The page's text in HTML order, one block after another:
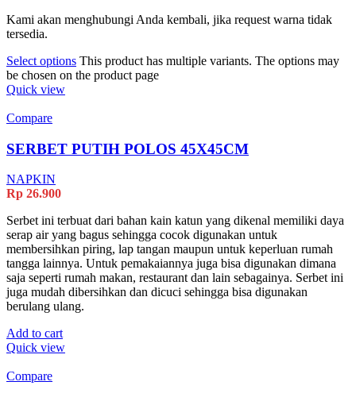
Kami akan menghubungi Anda kembali, jika request warna tidak
tersedia.
Select options This product has multiple variants. The options may
be chosen on the product page
Quick view
Compare
SERBET PUTIH POLOS 45X45CM
NAPKIN
Rp 26.900
Serbet ini terbuat dari bahan kain katun yang dikenal memiliki daya
serap air yang bagus sehingga cocok digunakan untuk
membersihkan piring, lap tangan maupun untuk keperluan rumah
tangga lainnya. Untuk pemakaiannya juga bisa digunakan dimana
saja seperti rumah makan, restaurant dan lain sebagainya. Serbet ini
juga mudah dibersihkan dan dicuci sehingga bisa digunakan
berulang ulang.
Add to cart
Quick view
Compare